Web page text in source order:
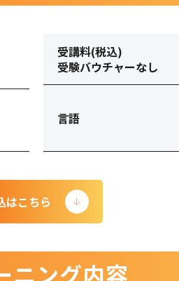
受講料(税込)
受験バウチャーなし
言語
はこちら
ニング内容